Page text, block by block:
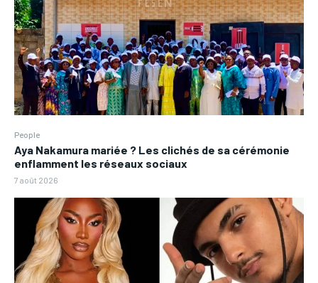
People
Aya Nakamura mariée ? Les clichés de sa cérémonie
enflamment les réseaux sociaux
7 août 2026